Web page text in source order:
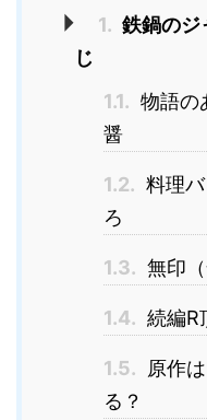
1. 鉄鍋のジ
じ
1.1. 物語の
醤
1.2. 料理
ろ
1.3. 無印
1.4. 続編R
1.5.
原作
る？